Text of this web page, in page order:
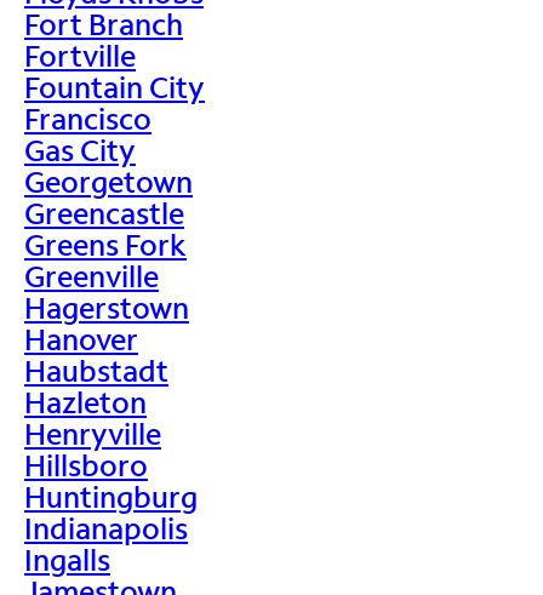
Fort Branch
Fortville
Fountain City
Francisco
Gas City
Georgetown
Greencastle
Greens Fork
Greenville
Hagerstown
Hanover
Haubstadt
Hazleton
Henryville
Hillsboro
Huntingburg
Indianapolis
Ingalls